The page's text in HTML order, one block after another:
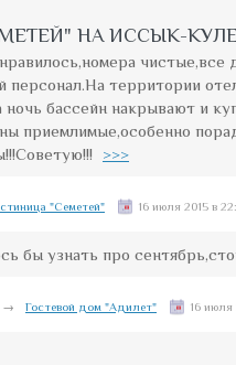
НА ИССЫК-
территории
ночь бассейн накрывают и
приемлимые,особенно
>>>
"Семетей" 16 июля 2015 в
бы узнать про
→ Гостевой дом "Адилет" 16 июля